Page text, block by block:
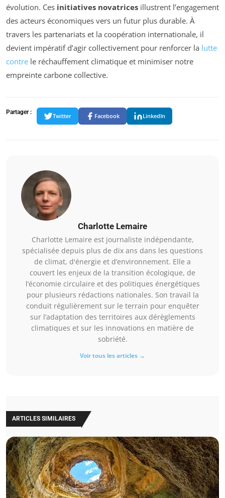
évolution. Ces initiatives novatrices illustrent l’engagement
des acteurs économiques vers un futur plus durable. À
travers les partenariats et la coopération internationale, il
devient impératif d’agir collectivement pour renforcer la lutte
contre le réchauffement climatique et minimiser notre
empreinte carbone collective.
Partager :
Twitter Facebook LinkedIn
Charlotte Lemaire
Charlotte Lemaire est journaliste indépendante,
spécialisée depuis plus de dix ans dans les questions
de climat, d'énergie et d’environnement. Elle a
couvert les enjeux de la transition écologique, de
l’économie circulaire et des politiques énergétiques
pour plusieurs rédactions nationales. Son travail la
conduit régulièrement sur le terrain pour enquêter
sur l’adaptation des territoires aux dérèglements
climatiques et sur les innovations en matière de
sobriété.
Voir tous les articles →
ARTICLES SIMILAIRES